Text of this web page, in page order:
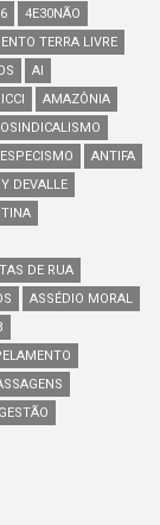
4E30NÃO
TERRA LIVRE
AI
AMAZÔNIA
ANTIFA
DEVALLE
DE RUA
ASSÉDIO MORAL